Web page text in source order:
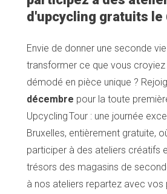
d'upcycling gratuits le
Envie de donner une seconde
transformer ce que vous
démodé en pièce unique ?
décembre pour la toute
Upcycling Tour : une journée
Bruxelles, entièrement gratuite,
participer à des ateliers créatifs
trésors des magasins de
à nos ateliers repartez avec